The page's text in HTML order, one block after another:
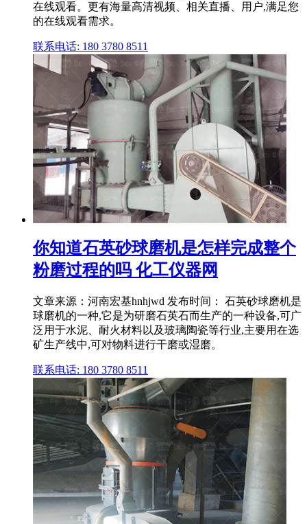
在线观看。更有海量高清视频、相关直播、用户,满足您
的在线观看需求。
联系电话: 180 3780 8511
你知道石英砂球磨机是怎样完成整个
粉磨过程的吗 化工仪器网
文章来源：河南宏基hnhjwd 发布时间： 石英砂球磨机是
球磨机的一种,它是为研磨石英石而生产的一种设备,可广
泛用于水泥、耐火材料以及玻璃陶瓷等行业,主要用在选
矿生产线中,可对物料进行干磨或湿磨。
联系电话: 180 3780 8511